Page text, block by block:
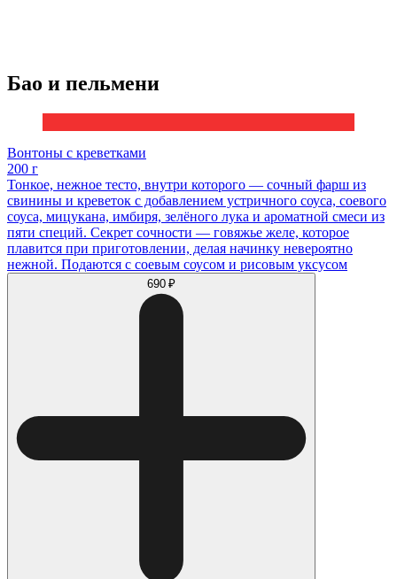
Бао и пельмени
Вонтоны с креветками
200 г
Тонкое, нежное тесто, внутри которого — сочный фарш из
свинины и креветок с добавлением устричного соуса, соевого
соуса, мицукана, имбиря, зелёного лука и ароматной смеси из
пяти специй. Секрет сочности — говяжье желе, которое
плавится при приготовлении, делая начинку невероятно
нежной. Подаются с соевым соусом и рисовым уксусом
690 ₽